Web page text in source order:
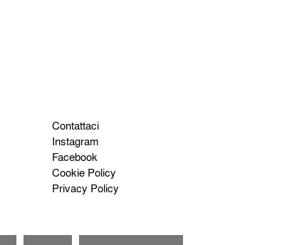
Contattaci
Instagram
Facebook
Cookie Policy
Privacy Policy